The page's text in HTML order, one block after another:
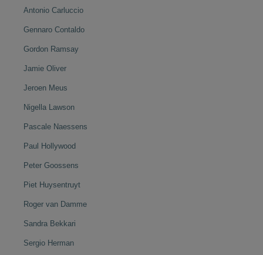
Antonio Carluccio
Gennaro Contaldo
Gordon Ramsay
Jamie Oliver
Jeroen Meus
Nigella Lawson
Pascale Naessens
Paul Hollywood
Peter Goossens
Piet Huysentruyt
Roger van Damme
Sandra Bekkari
Sergio Herman